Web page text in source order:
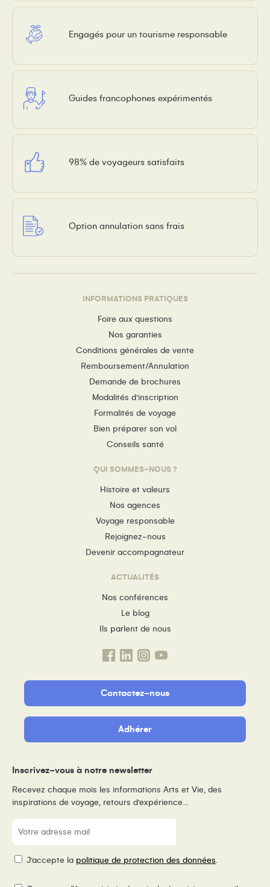
Engagés pour un tourisme responsable
Guides francophones expérimentés
98% de voyageurs satisfaits
Option annulation sans frais
INFORMATIONS PRATIQUES
Foire aux questions
Nos garanties
Conditions générales de vente
Remboursement/Annulation
Demande de brochures
Modalités d’inscription
Formalités de voyage
Bien préparer son vol
Conseils santé
QUI SOMMES-NOUS ?
Histoire et valeurs
Nos agences
Voyage responsable
Rejoignez-nous
Devenir accompagnateur
ACTUALITÉS
Nos conférences
Le blog
Ils parlent de nous
Contactez-nous
Adhérer
Inscrivez-vous à notre newsletter
Recevez chaque mois les informations Arts et Vie, des
inspirations de voyage, retours d’expérience…
E-
mail
RGPDJ’accepte la politique de protection des données.